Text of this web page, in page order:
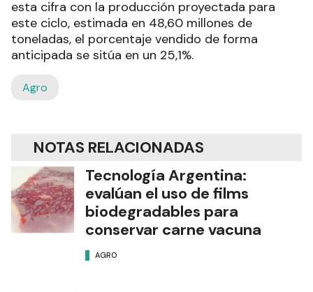
esta cifra con la producción proyectada para
este ciclo, estimada en 48,60 millones de
toneladas, el porcentaje vendido de forma
anticipada se sitúa en un 25,1%.
Agro
NOTAS RELACIONADAS
Tecnología Argentina:
evalúan el uso de films
biodegradables para
conservar carne vacuna
AGRO